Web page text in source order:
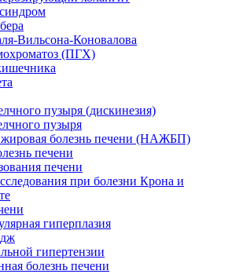
Вильсона-Коновалова
(ПГХ)
пузыря (дискинезия)
пузыря
жировая болезнь печени (НАЖБП)
печени
печени
при болезни Крона и
гиперплазия
гипертензии
болезнь печени